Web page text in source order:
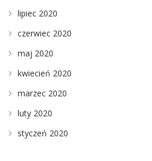
lipiec 2020
czerwiec 2020
maj 2020
kwiecień 2020
marzec 2020
luty 2020
styczeń 2020